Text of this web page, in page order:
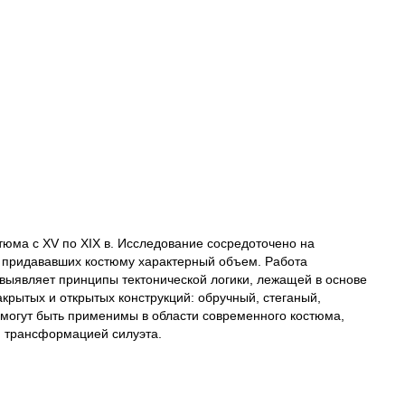
с XV по XIX в. Исследование сосредоточено на
костюму характерный объем. Работа
принципы тектонической логики, лежащей в основе
и открытых конструкций: обручный, стеганый,
быть применимы в области современного костюма,
силуэта.